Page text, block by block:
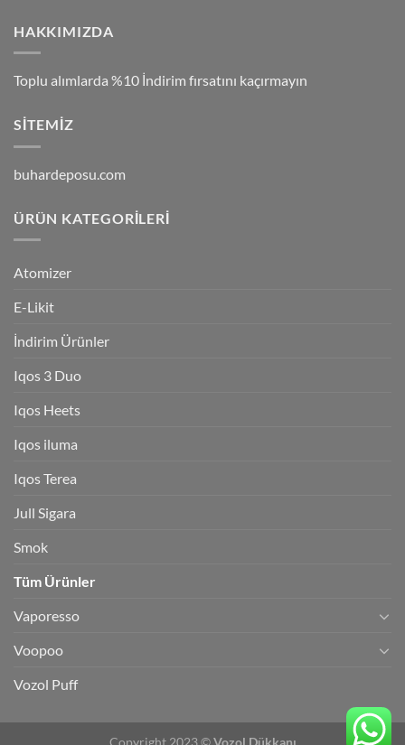
HAKKIMIZDA
Toplu alımlarda %10 İndirim fırsatını kaçırmayın
SITEMIZ
buhardeposu.com
ÜRÜN KATEGORILERI
Atomizer
E-Likit
İndirim Ürünler
Iqos 3 Duo
Iqos Heets
Iqos iluma
Iqos Terea
Jull Sigara
Smok
Tüm Ürünler
Vaporesso
Voopoo
Vozol Puff